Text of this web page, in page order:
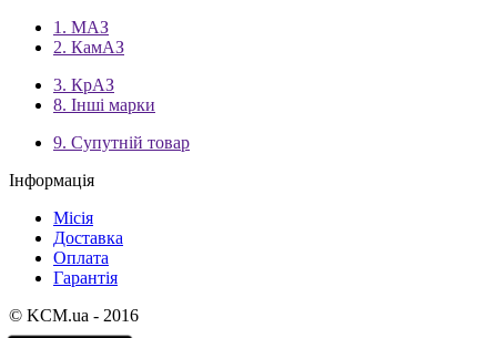
1. МАЗ
2. КамАЗ
3. КрАЗ
8. Інші марки
9. Супутній товар
Інформація
Місія
Доставка
Оплата
Гарантія
© KCM.ua - 2016